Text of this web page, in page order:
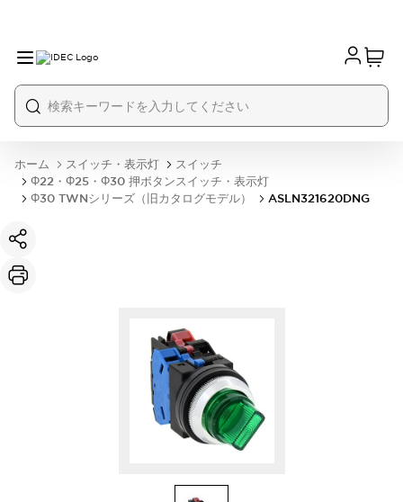
ホーム スイッチ・表示灯
スイッチ
Φ22・Φ25・Φ30 押ボタンスイッチ・表示灯
Φ30 TWNシリーズ（旧カタログモデル）
ASLN321620DNG